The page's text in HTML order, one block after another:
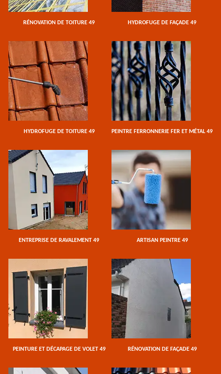
RÉNOVATION DE TOITURE 49 HYDROFUGE DE FAÇADE 49
HYDROFUGE DE TOITURE 49 PEINTRE FERRONNERIE FER ET MÉTAL 49
ENTREPRISE DE RAVALEMENT 49 ARTISAN PEINTRE 49
PEINTURE ET DÉCAPAGE DE VOLET 49 RÉNOVATION DE FAÇADE 49